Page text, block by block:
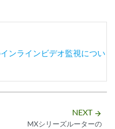
ンラインビデオ監視につい
NEXT arrow_forward
MXシリーズルーターの